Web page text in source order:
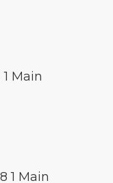
Main
1 Main